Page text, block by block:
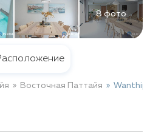
8 фото
Восточная Паттайя Wanthip